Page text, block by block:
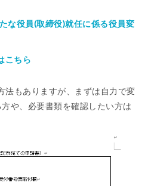
な役員(取締役)就任に係る役員変
こちら
法もありますが、まずは自力で変
や、必要書類を確認したい方は